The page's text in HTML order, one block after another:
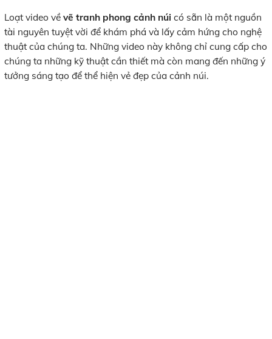
Loạt video về vẽ tranh phong cảnh núi có sẵn là một nguồn
tài nguyên tuyệt vời để khám phá và lấy cảm hứng cho nghệ
thuật của chúng ta. Những video này không chỉ cung cấp cho
chúng ta những kỹ thuật cần thiết mà còn mang đến những ý
tưởng sáng tạo để thể hiện vẻ đẹp của cảnh núi.